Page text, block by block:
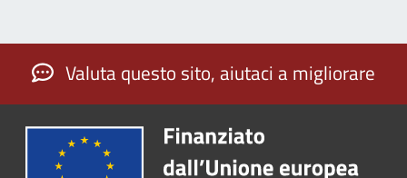
Valuta questo sito, aiutaci a migliorare